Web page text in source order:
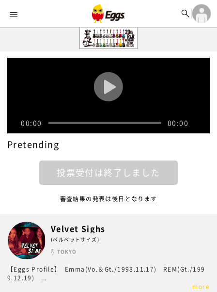


ランキング 
記事 

ログイン
アカウント登録
00:00 00:00
Pretending
投票受付は終了しました
審査結果の発表は後日となります
Velvet Sighs
(ベルベットサイズ)
TOKYO
【Eggs Profile】 Emma(Vo.＆Gt./1998.11.17) REM(Gt./199
9.12.19) ...
more